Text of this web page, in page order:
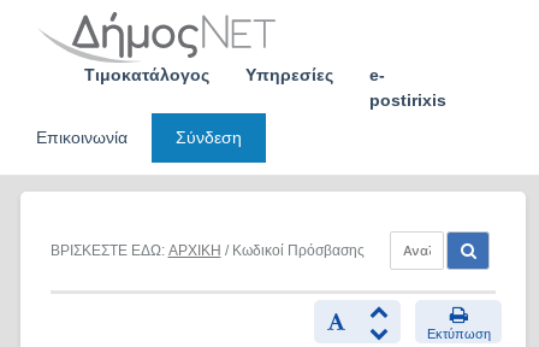
Τιμοκατάλογος Υπηρεσίες
e-
postirixis
Επικοινωνία
Σύνδεση
ΒΡΙΣΚΕΣΤΕ ΕΔΩ: ΑΡΧΙΚΗ / Κωδικοί Πρόσβασης
Εκτύπωση